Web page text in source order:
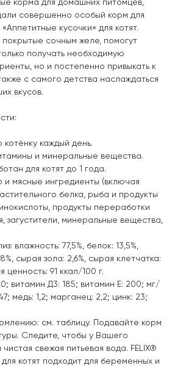
совершенно особый корм для
кусочки» для котят.
сочным желе, помогут
получать необходимую
но и постепенно привыкать к
с самого детства наслаждаться
вкусов.
котёнку каждый день.
и минеральные вещества.
для котят до 1 года.
и мясные ингредиенты (включая
белка, рыба и продукты
продукты переработки
загустители, минеральные вещества,
влажность: 77,5%, белок: 13,5%,
сырая зола: 2,6%, сырая клетчатка:
ценность: 91 ккал/100 г.
витамин Д3: 185; витамин E: 200; мг/
медь: 1,2; марганец: 2,2; цинк: 23;
см. таблицу. Подавайте корм
Следите, чтобы у Вашего
свежая питьевая вода. FELIX®
котят подходит для беременных и